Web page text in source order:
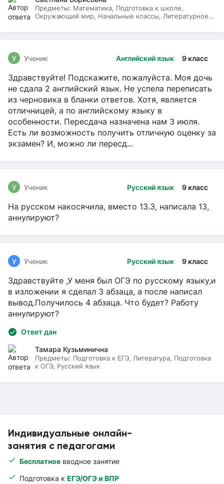
Индивидуальные онлайн-
занятия с педагогами
Бесплатное вводное занятие
Подготовка к ЕГЭ/ОГЭ и ВПР
Предметы: Математика, Подготовка к школе,
Окружающий мир, Начальные классы, Литературное
Английский язык 9 класс
У Ученик
Здравствуйте! Подскажите, пожалуйста. Моя дочь
не сдала 2 английский язык. Не успела переписать
из черновика в бланки ответов. Хотя, является
отличницей, а по английскому языку в
особенности. Пересдача назначена нам 3 июля.
Есть ли возможность получить отличную оценку за
экзамен? И, можно ли пересд...
Русский язык 9 класс
У Ученик
На русском накосячила, вместо 13.3, написала 13,
аннулируют?
Русский язык 9 класс
У Ученик
Здравствуйте ,У меня был ОГЭ по русскому языку,и
в изложении я сделал 3 абзаца, а после написал
вывод.Получилось 4 абзаца. Что будет? Работу
аннулируют?
Ответ дан
Тамара Кузьминична
Предметы: Подготовка к ЕГЭ, Литература, Подготовка
к ОГЭ, Русский язык